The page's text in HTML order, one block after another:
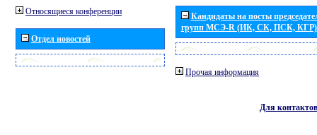
Относящиеся конференции
Отдел новостей
Кандидаты на посты
групп МСЭ-R (ИК, СК, ПСК, КГР)
Прочая информация
Для контактов